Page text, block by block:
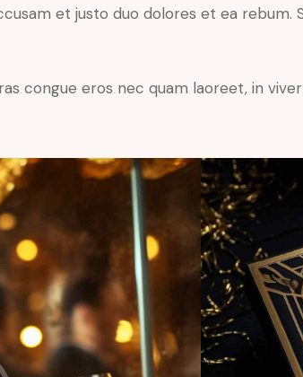
et justo duo dolores et ea
congue eros nec quam laoreet, in